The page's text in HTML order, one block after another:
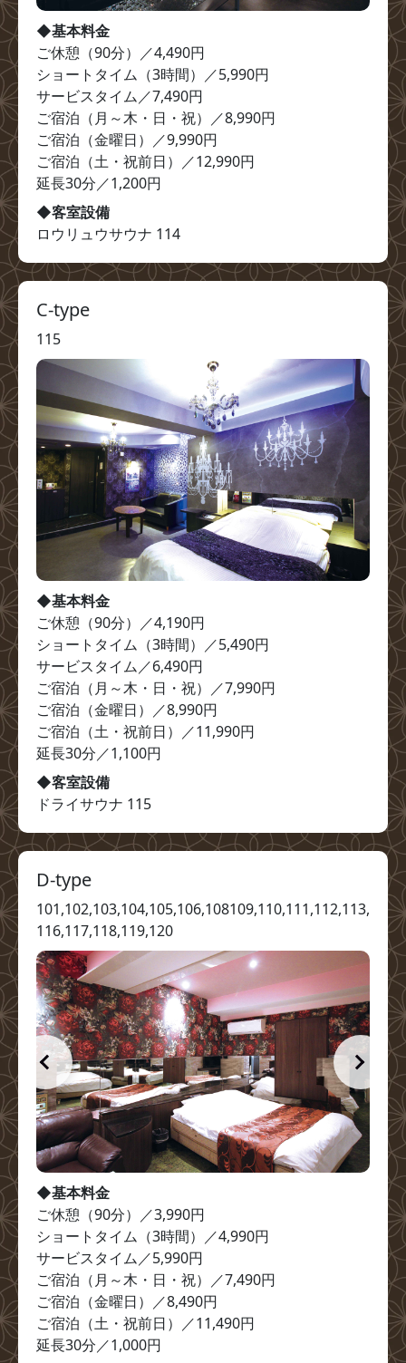
◆基本料金
ご休憩（90分）／4,490円
ショートタイム（3時間）／5,990円
サービスタイム／7,490円
ご宿泊（月～木・日・祝）／8,990円
ご宿泊（金曜日）／9,990円
ご宿泊（土・祝前日）／12,990円
延長30分／1,200円
◆客室設備
ロウリュウサウナ 114
C-type
115
◆基本料金
ご休憩（90分）／4,190円
ショートタイム（3時間）／5,490円
サービスタイム／6,490円
ご宿泊（月～木・日・祝）／7,990円
ご宿泊（金曜日）／8,990円
ご宿泊（土・祝前日）／11,990円
延長30分／1,100円
◆客室設備
ドライサウナ 115
D-type
101,102,103,104,105,106,108109,110,111,112,113,
116,117,118,119,120
◆基本料金
ご休憩（90分）／3,990円
ショートタイム（3時間）／4,990円
サービスタイム／5,990円
ご宿泊（月～木・日・祝）／7,490円
ご宿泊（金曜日）／8,490円
ご宿泊（土・祝前日）／11,490円
延長30分／1,000円